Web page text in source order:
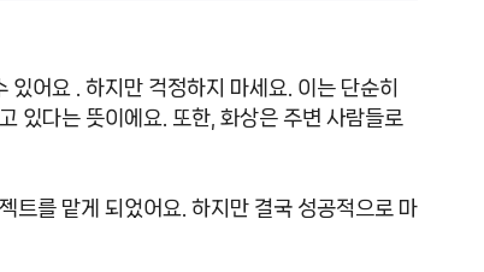
어요 . 하지만 걱정하지 마세요. 이는 단순히
있다는 뜻이에요. 또한, 화상은 주변 사람들로
트를 맡게 되었어요. 하지만 결국 성공적으로 마